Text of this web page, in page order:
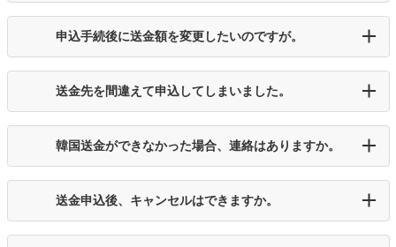
申込手続後に送金額を変更したいのですが。
送金先を間違えて申込してしまいました。
韓国送金ができなかった場合、連絡はありますか。
送金申込後、キャンセルはできますか。